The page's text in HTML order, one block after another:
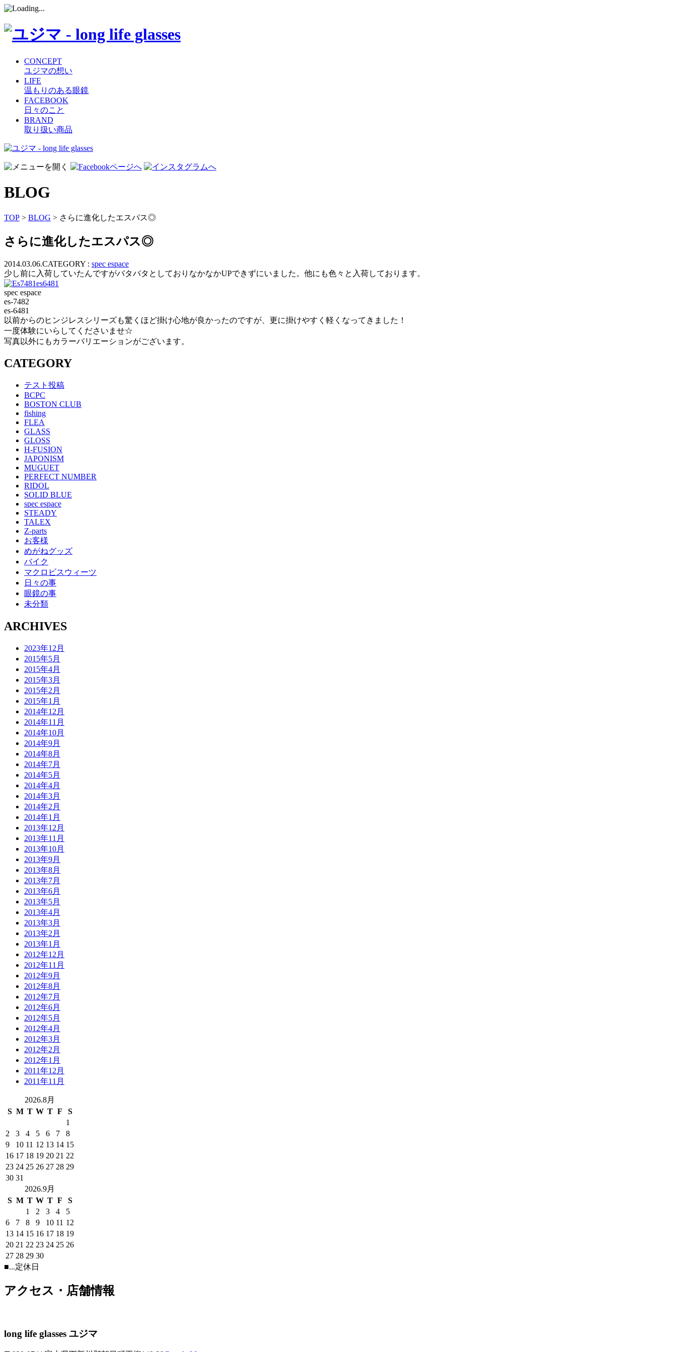
CONCEPT
ユジマの想い
LIFE
温もりのある眼鏡
FACEBOOK
日々のこと
BRAND
取り扱い商品
コ
テ
ツ
へ
キ
プ
BLOG
TOP > BLOG > さらに進化したエスパス◎
さらに進化したエスパス◎
2014.03.06.CATEGORY : spec espace
少し前に入荷していたんですがバタバタとしておりなかなかUPできずにいました。他にも色々と入荷しております。
spec espace
es-7482
es-6481
以前からのヒンジレスシリーズも驚くほど掛け心地が良かったのですが、更に掛けやすく軽くなってきました！
一度体験にいらしてくださいませ☆
写真以外にもカラーバリエーションがございます。
CATEGORY
テスト投稿
BCPC
BOSTON CLUB
fishing
FLEA
GLASS
GLOSS
H-FUSION
JAPONISM
MUGUET
PERFECT NUMBER
RIDOL
SOLID BLUE
spec espace
STEADY
TALEX
Z-parts
お客様
めがねグッズ
バイク
マクロビスウィーツ
日々の事
眼鏡の事
未分類
ARCHIVES
2023年12月
2015年5月
2015年4月
2015年3月
2015年2月
2015年1月
2014年12月
2014年11月
2014年10月
2014年9月
2014年8月
2014年7月
2014年5月
2014年4月
2014年3月
2014年2月
2014年1月
2013年12月
2013年11月
2013年10月
2013年9月
2013年8月
2013年7月
2013年6月
2013年5月
2013年4月
2013年3月
2013年2月
2013年1月
2012年12月
2012年11月
2012年9月
2012年8月
2012年7月
2012年6月
2012年5月
2012年4月
2012年3月
2012年2月
2012年1月
2011年12月
2011年11月
2026.8月
S M T W T F
S
1
2
3 4 5 6 7
8
9
10 11 12 13 14 15
16 17 18 19 20 21 22
23 24 25 26 27 28 29
30 31
2026.9月
S M T W T F
S
1
2 3 4
5
6
7 8 9 10 11 12
13 14 15 16 17 18 19
20 21 22 23 24 25 26
27 28 29 30
■...定休日
アクセス・店舗情報
long life glasses ユジマ